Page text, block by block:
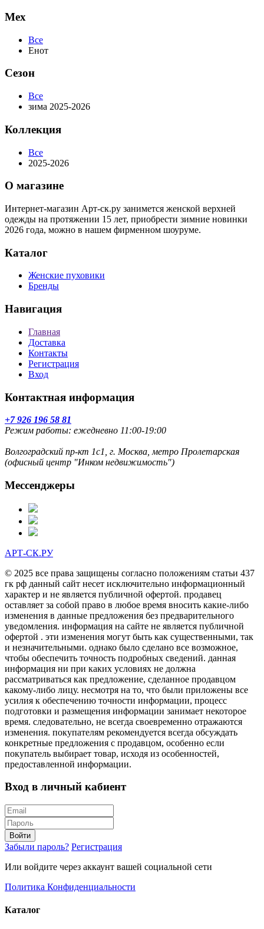
Мех
Все
Енот
Сезон
Все
зима 2025-2026
Коллекция
Все
2025-2026
О магазине
Интернет-магазин Арт-ск.ру занимется женской верхней
одежды на протяжении 15 лет, приобрести зимние новинки
2026 года, можно в нашем фирменном шоуруме.
Каталог
Женские пуховики
Бренды
Навигация
Главная
Доставка
Контакты
Регистрация
Вход
Контактная информация
+7 926 196 58 81
Режим работы: ежедневно 11:00-19:00
Волгоградский пр-кт 1с1, г. Москва, метро Пролетарская
(офисный центр "Инком недвижимость")
Мессенджеры
АРТ-СК.РУ
© 2025 все права защищены согласно положениям статьи 437
гк рф данный сайт несет исключительно информационный
характер и не является публичной офертой. продавец
оставляет за собой право в любое время вносить какие-либо
изменения в данные предложения без предварительного
уведомления. информация на сайте не является публичной
офертой . эти изменения могут быть как существенными, так
и незначительными. однако было сделано все возможное,
чтобы обеспечить точность подробных сведений. данная
информация ни при каких условиях не должна
рассматриваться как предложение, сделанное продавцом
какому-либо лицу. несмотря на то, что были приложены все
усилия к обеспечению точности информации, процесс
подготовки и размещения информации занимает некоторое
время. следовательно, не всегда своевременно отражаются
изменения. покупателям рекомендуется всегда обсуждать
конкретные предложения с продавцом, особенно если
покупатель выбирает товар, исходя из особенностей,
предоставленной информации.
Вход в личный кабиент
Войти
Забыли пароль? Регистрация
Или войдите через аккаунт вашей социальной сети
Политика Конфиденциальности
Каталог